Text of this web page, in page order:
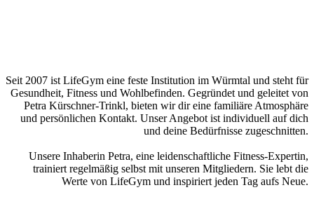
Seit 2007 ist LifeGym eine feste Institution im Würmtal und steht für
Gesundheit, Fitness und Wohlbefinden. Gegründet und geleitet von
Petra Kürschner-Trinkl, bieten wir dir eine familiäre Atmosphäre
und persönlichen Kontakt. Unser Angebot ist individuell auf dich
und deine Bedürfnisse zugeschnitten.
Unsere Inhaberin Petra, eine leidenschaftliche Fitness-Expertin,
trainiert regelmäßig selbst mit unseren Mitgliedern. Sie lebt die
Werte von LifeGym und inspiriert jeden Tag aufs Neue.